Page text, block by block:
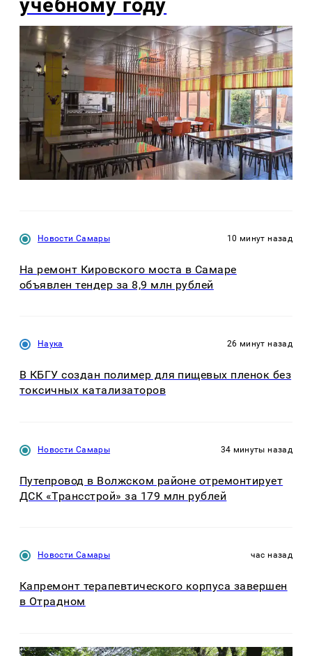
учебному году
Новости Самары 10 минут назад
На ремонт Кировского моста в Самаре
объявлен тендер за 8,9 млн рублей
Наука 26 минут назад
В КБГУ создан полимер для пищевых пленок без
токсичных катализаторов
Новости Самары 34 минуты назад
Путепровод в Волжском районе отремонтирует
ДСК «Трансстрой» за 179 млн рублей
Новости Самары час назад
Капремонт терапевтического корпуса завершен
в Отрадном